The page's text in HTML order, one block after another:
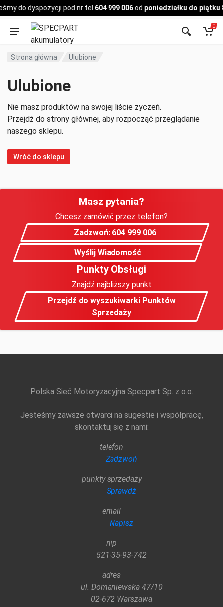
do dyspozycji pod nr tel 604 999 006od poniedziałku do piątku
Pojazd
0
Strona główna Ulubione
Ulubione
Nie masz produktów na swojej liście życzeń.
Przejdź do strony głównej, aby rozpocząć przeglądanie
naszego sklepu.
Wróć do sklepu
Masz pytania?
Chcesz zamówić przez telefon?
Zadzwoń: 604 999 006
Wyślij Wiadomość
Punkty Obsługi
Znajdź najbliższy punkt
Przejdź do wyszukiwarki Punktów
Sprzedaży
Polska Sieć Motoryzacyjna Specpart Sp. z o.o.
Jesteśmy zawsze otwarci na sugestie i współpracę,
skontaktuj się z nami:
telefon
Zadzwoń
punkty sprzedaży
Sprawdź
email
Napisz
nip
521-35-93-742
adres
ul. Domaniewska 47/10
02-672 Warszawa